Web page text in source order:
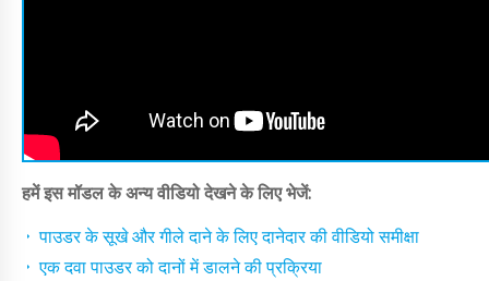
हमें इस मॉडल के अन्य वीडियो देखने के लिए भेजें:
पाउडर के सूखे और गीले दाने के लिए दानेदार की वीडियो समीक्षा
एक दवा पाउडर को दानों में डालने की प्रक्रिया